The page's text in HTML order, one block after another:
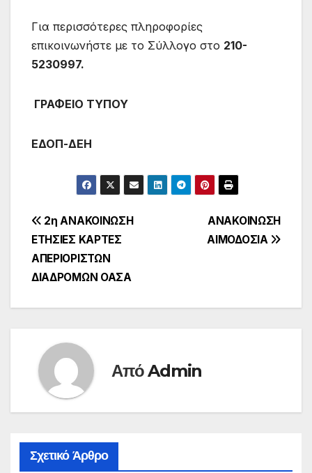
Για περισσότερες πληροφορίες
επικοινωνήστε με το Σύλλογο στο 210-
5230997.
ΓΡΑΦΕΙΟ ΤΥΠΟΥ
ΕΔΟΠ-ΔΕΗ
Πλοήγηση
άρθρων
ΑΝΑΚΟΙΝΩΣΗ
ΑΙΜΟΔΟΣΙΑ
2η ΑΝΑΚΟΙΝΩΣΗ
ΕΤΗΣΙΕΣ ΚΑΡΤΕΣ
ΑΠΕΡΙΟΡΙΣΤΩΝ
ΔΙΑΔΡΟΜΩΝ ΟΑΣΑ
ΑπόAdmin
Σχετικό Άρθρο